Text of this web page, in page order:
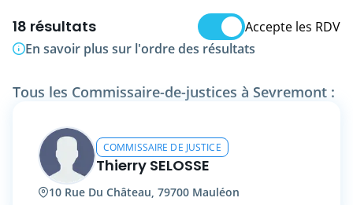
18 résultats
Accepte les RDV
En savoir plus sur l'ordre des résultats
Tous les Commissaire-de-justices à Sevremont :
COMMISSAIRE DE JUSTICE
Thierry SELOSSE
10 Rue Du Château, 79700 Mauléon